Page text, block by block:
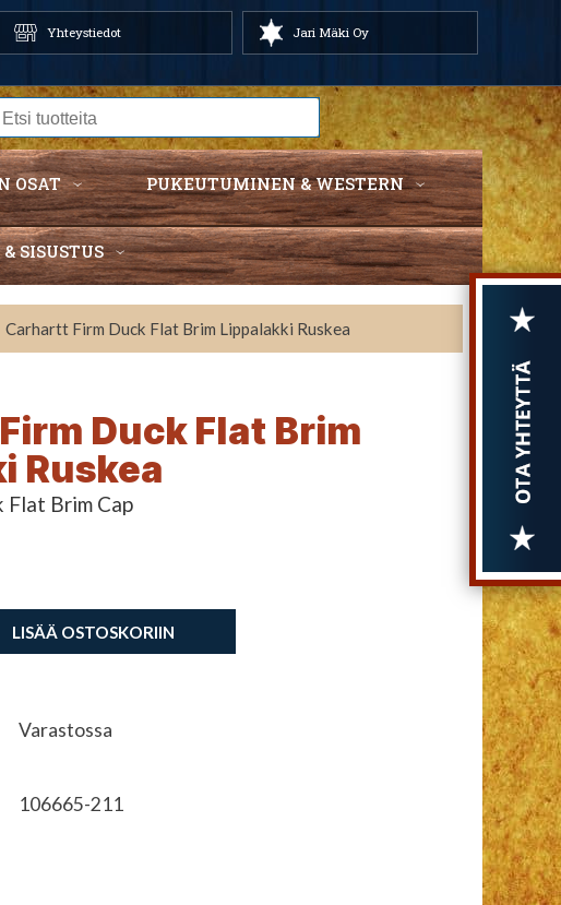
Yhteystiedot Jari Mäki Oy
OSAT PUKEUTUMINEN & WESTERN
SISUSTUS
Carhartt Firm Duck Flat Brim Lippalakki Ruskea
Duck Flat Brim
Ruskea
Flat Brim Cap
LISÄÄ OSTOSKORIIN
Varastossa
106665-211